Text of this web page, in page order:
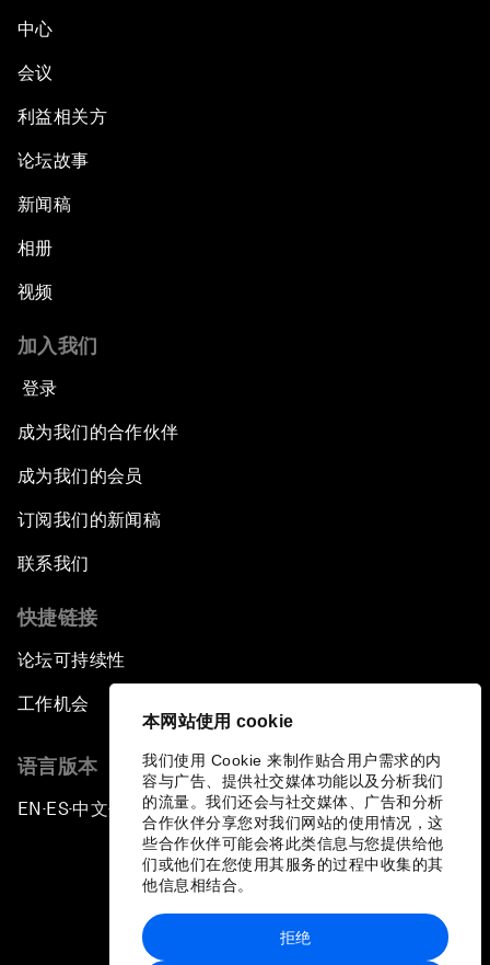
本网站使用 cookie
我们使用 Cookie 来制作贴合用户需求的内
容与广告、提供社交媒体功能以及分析我们
的流量。我们还会与社交媒体、广告和分析
合作伙伴分享您对我们网站的使用情况，这
些合作伙伴可能会将此类信息与您提供给他
们或他们在您使用其服务的过程中收集的其
他信息相结合。
拒绝
中心
会议
利益相关方
论坛故事
新闻稿
相册
视频
加入我们
登录
成为我们的合作伙伴
成为我们的会员
订阅我们的新闻稿
联系我们
快捷链接
论坛可持续性
工作机会
语言版本
EN ▪ ES▪中文▪ 日本語